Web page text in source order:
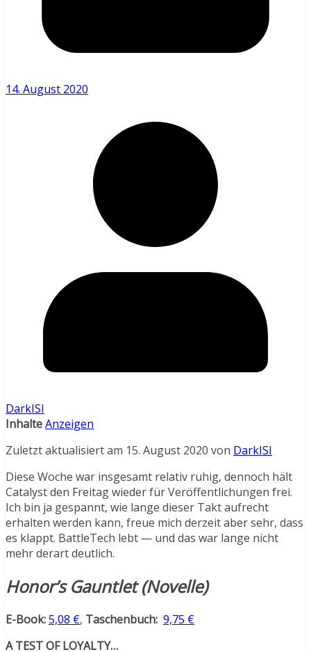
14. August 2020
DarkISI
InhalteAnzeigen
Zuletzt aktualisiert am 15. August 2020 von DarkISI
Diese Woche war insgesamt relativ ruhig, dennoch hält
Catalyst den Freitag wieder für Veröffentlichungen frei.
Ich bin ja gespannt, wie lange dieser Takt aufrecht
erhalten werden kann, freue mich derzeit aber sehr, dass
es klappt. BattleTech lebt — und das war lange nicht
mehr derart deutlich.
Honor’s Gauntlet (Novelle)
E-Book:5,08 €, Taschenbuch: 9,75 €
A TEST OF LOYALTY…